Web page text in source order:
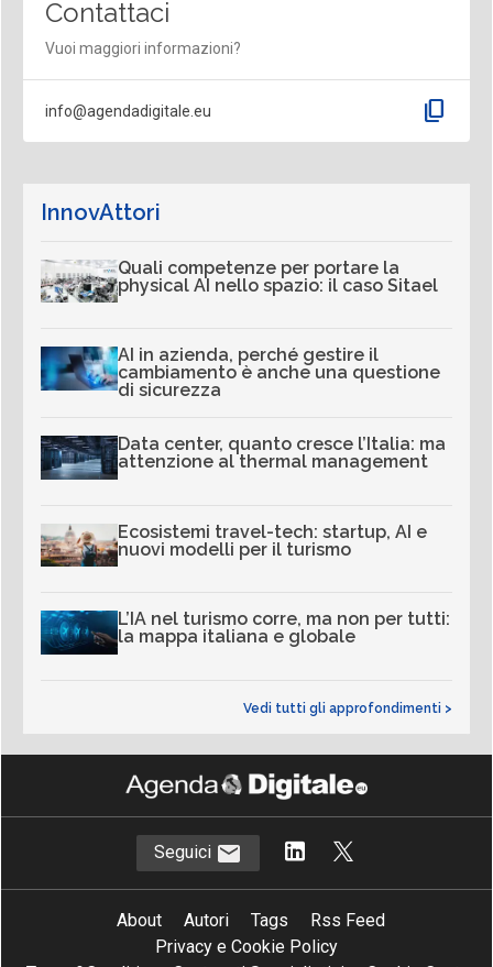
Contattaci
Vuoi maggiori informazioni?
info@agendadigitale.eu content_copy
InnovAttori
Quali competenze per portare la
physical AI nello spazio: il caso Sitael
AI in azienda, perché gestire il
cambiamento è anche una questione
di sicurezza
Data center, quanto cresce l’Italia: ma
attenzione al thermal management
Ecosistemi travel-tech: startup, AI e
nuovi modelli per il turismo
L’IA nel turismo corre, ma non per tutti:
la mappa italiana e globale
Vedi tutti gli approfondimenti >
Seguici
About Autori Tags
Rss Feed
Privacy e Cookie Policy